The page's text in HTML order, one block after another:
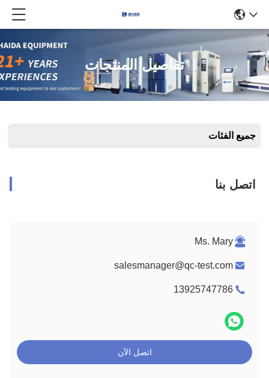
تفاصيل المنتجات
جميع الفئات
اتصل بنا
Ms. Mary
salesmanager@qc-test.com
13925747786
اتصل الآن